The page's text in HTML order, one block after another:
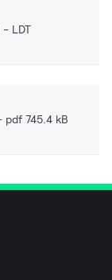
LDT
pdf 745.4 kB